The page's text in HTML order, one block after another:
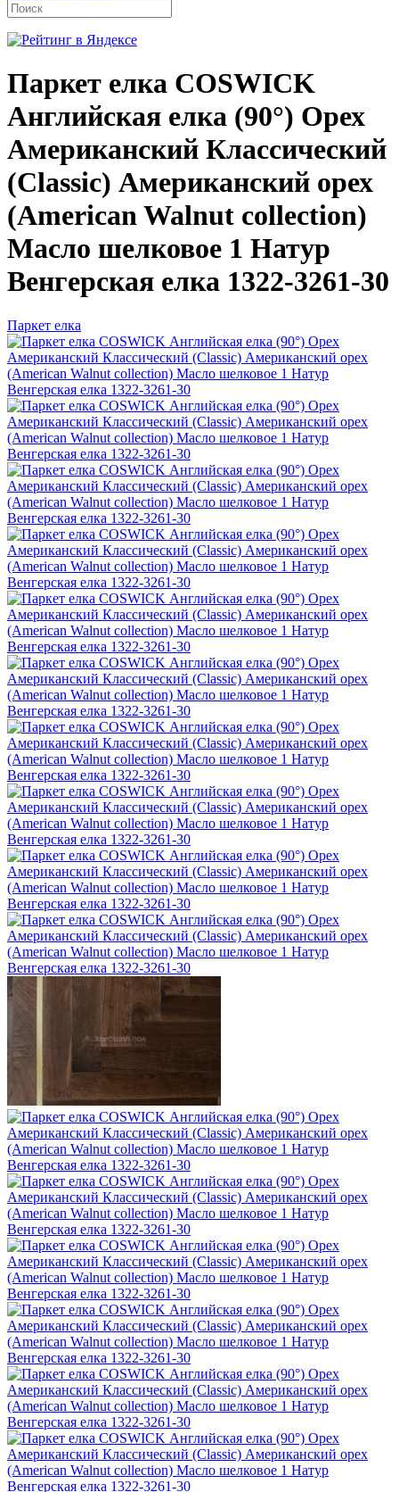
Паркет елка COSWICK
Английская елка (90°) Орех
Американский Классический
(Classic) Американский орех
(American Walnut collection)
Масло шелковое 1 Натур
Венгерская елка 1322-3261-30
Паркет елка